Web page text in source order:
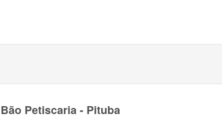
Bão Petiscaria - Pituba